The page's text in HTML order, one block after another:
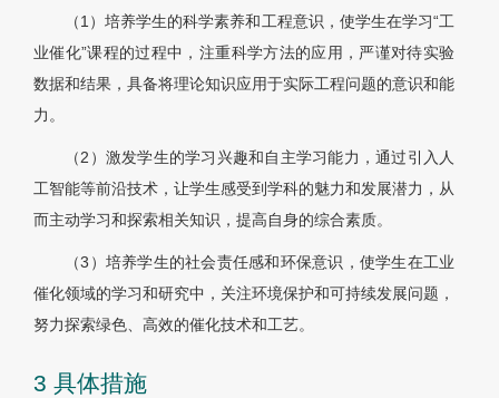
（1）培养学生的科学素养和工程意识，使学生在学习“工
业催化”课程的过程中，注重科学方法的应用，严谨对待实验
数据和结果，具备将理论知识应用于实际工程问题的意识和能
力。
（2）激发学生的学习兴趣和自主学习能力，通过引入人
工智能等前沿技术，让学生感受到学科的魅力和发展潜力，从
而主动学习和探索相关知识，提高自身的综合素质。
（3）培养学生的社会责任感和环保意识，使学生在工业
催化领域的学习和研究中，关注环境保护和可持续发展问题，
努力探索绿色、高效的催化技术和工艺。
3 具体措施